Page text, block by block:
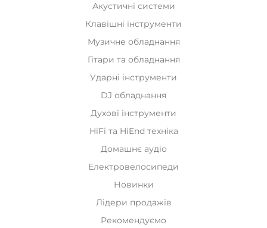
Акустичні системи
Клавішні інструменти
Музичне обладнання
Гітари та обладнання
Ударні інструменти
DJ обладнання
Духові інструменти
HiFi та HiEnd техніка
Домашнє аудіо
Електровелосипеди
Новинки
Лідери продажів
Рекомендуємо